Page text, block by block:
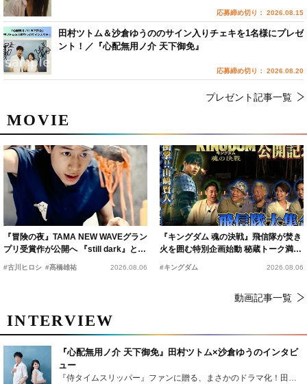
MOVIE
『冒険の夜』TAMA NEW WAVEグラン
プリ受賞作が公開へ 『still dark』と同
時上映決定
#古川ヒロシ #髙橋雄祐 2026.08.06
『キングダム 魂の決戦』飛信隊が焚き
火を囲む特別企画始動 秘蔵トーク満載
の“キングダムキャンプ”開催
#キングダム 2026.08.06
動画記事一覧
INTERVIEW
『心配無用ノ介 天下御免』田村ツトム×沙倉ゆうのインタビ
ュー
『侍タイムスリッパー』ファンに贈る、まさかのドラマ化！田村ツトム×沙倉ゆうのが語る『心配無用ノ介』撮影秘話
応募締め切り： 2026.08.15
田村ツトム＆沙倉ゆうののサイン入りチェキを1名様にプレゼ
ント！／『心配無用ノ介 天下御免』
応募締め切り： 2026.08.20
プレゼント記事一覧